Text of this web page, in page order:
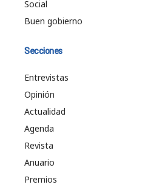
Social
Buen gobierno
Secciones
Entrevistas
Opinión
Actualidad
Agenda
Revista
Anuario
Premios